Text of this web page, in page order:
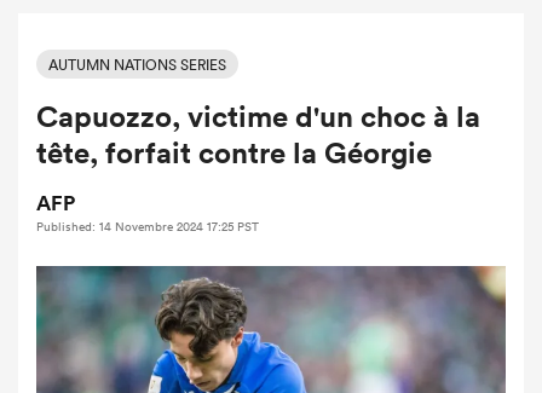
AUTUMN NATIONS SERIES
Capuozzo, victime d'un choc à la
tête, forfait contre la Géorgie
AFP
Published: 14 Novembre 2024 17:25 PST